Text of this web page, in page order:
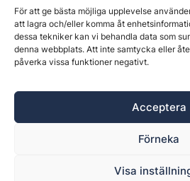
För att ge bästa möjliga upplevelse
att lagra och/eller komma åt
dessa tekniker kan vi behandla data som
denna webbplats. Att inte samtycka eller
påverka vissa funktioner negativt.
Acceptera
Förneka
Visa
Kontakta oss
Östernäsvägen 1, 827 32 Ljusdal,
Ansvarig utgivare: Henrik
webbplats är upphovsrättsligt
Byggvärlden är en del av
Policy för datahantering,